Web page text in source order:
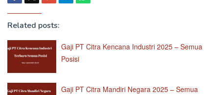
Related posts:
Gaji PT Citra Kencana Industri 2025 – Semua
Posisi
Gaji PT Citra Mandiri Negara 2025 – Semua